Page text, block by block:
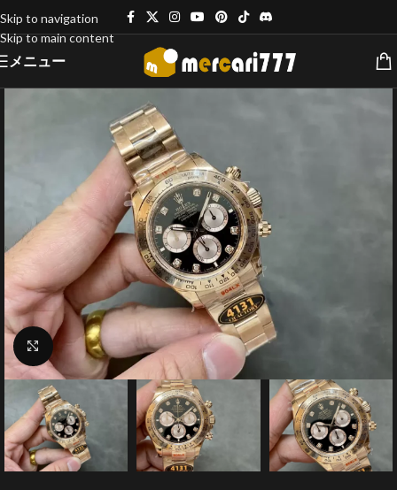
Skip to navigation
Skip to main content
メニュー
クリックで拡大